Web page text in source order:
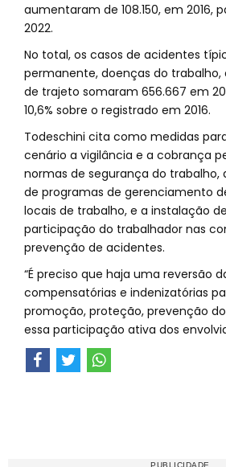
aumentaram de 108.150, em 2016,
2022.
No total, os casos de acidentes
permanente, doenças do trabalho,
de trajeto somaram 656.667 em
10,6% sobre o registrado em 2016.
Todeschini cita como medidas
cenário a vigilância e a cobrança
normas de segurança do
de programas de gerenciamento
locais de trabalho, e a instalação
participação do trabalhador nas
prevenção de acidentes.
“É preciso que haja uma reversão
compensatórias e indenizatórias
promoção, proteção, prevenção
essa participação ativa dos